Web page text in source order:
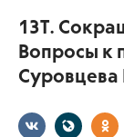
13Т.
Вопросы к
Суровцева